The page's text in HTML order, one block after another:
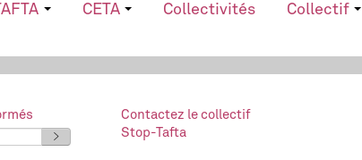
CETA Collectivités Collectif
>
Contactez le collectif
Stop-Tafta